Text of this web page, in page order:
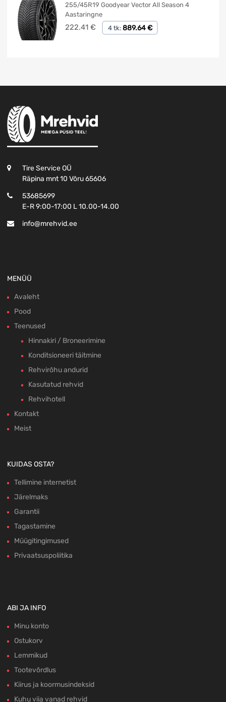
255/45R19 Goodyear Vector All Season 4
Aastaringne
222.41 € 4 tk: 889.64 €
Tire Service OÜ
Räpina mnt 10 Võru 65606
53685699
E-R 9:00-17:00 L 10.00-14.00
info@mrehvid.ee
MENÜÜ
Avaleht
Pood
Teenused
Hinnakiri / Broneerimine
Konditsioneeri täitmine
Rehvirõhu andurid
Kasutatud rehvid
Rehvihotell
Kontakt
Meist
KUIDAS OSTA?
Tellimine internetist
Järelmaks
Garantii
Tagastamine
Müügitingimused
Privaatsuspoliitika
ABI JA INFO
Minu konto
Ostukorv
Lemmikud
Tootevõrdlus
Kiirus ja koormusindeksid
Kuhu viia vanad rehvid